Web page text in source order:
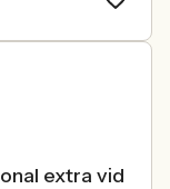
extra vid